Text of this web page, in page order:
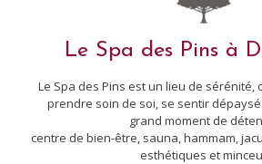
Le Spa des Pins à
Le Spa des Pins est un lieu de sérénité,
prendre soin de soi, se sentir
grand moment de
centre de bien-être, sauna, hammam,
esthétiques et